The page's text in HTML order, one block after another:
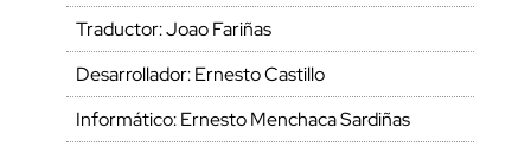
Traductor: Joao Fariñas
Desarrollador: Ernesto Castillo
Informático: Ernesto Menchaca Sardiñas